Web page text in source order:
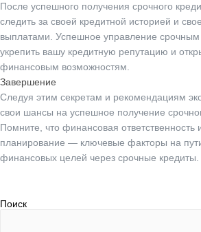
После успешного получения срочного
следить за своей кредитной историей и
выплатами. Успешное управление
укрепить вашу кредитную репутацию и
финансовым возможностям.
Завершение
Следуя этим секретам и рекомендациям
свои шансы на успешное получение
Помните, что финансовая ответственность
планирование — ключевые факторы на
финансовых целей через срочные кредиты.
Поиск